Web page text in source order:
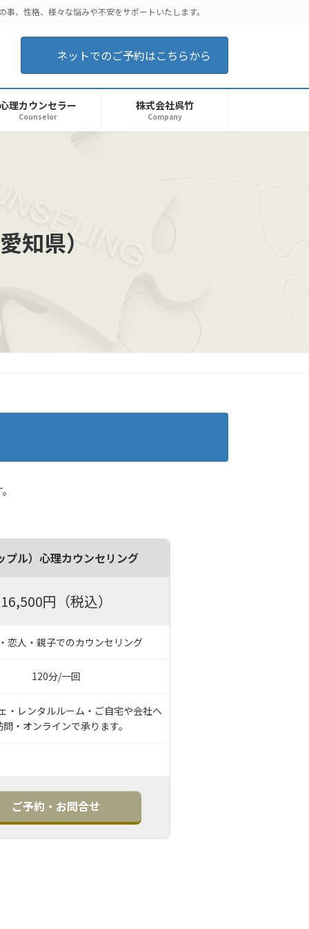
、性格、様々な悩みや不安をサポートいたします。
ネットでのご予約はこちらから
心理カウンセラー
Counselor
株式会社呉竹
Company
知県）
プル）心理カウンセリング
16,500円（税込）
恋人・親子でのカウンセリング
120分/一回
・レンタルルーム・ご自宅や会社へ
問・オンラインで承ります。
ご予約・お問合せ